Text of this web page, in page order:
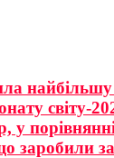
світу-
у
заробили